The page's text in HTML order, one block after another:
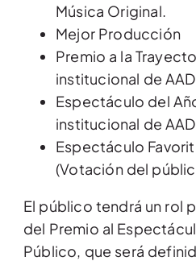
Música Original.
Mejor Producción
Premio a la
institucional de
Espectáculo del
institucional de
Espectáculo
(Votación del
El público tendrá un rol
del Premio al
Público, que será